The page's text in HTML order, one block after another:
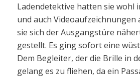
Ladendetektive hatten sie wohl
und auch Videoaufzeichnungen
sie sich der Ausgangstüre
gestellt. Es ging sofort eine
Dem Begleiter, der die Brille in
gelang es zu fliehen, da ein